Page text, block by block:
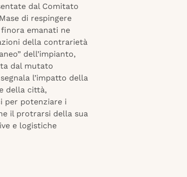
dal Comitato
di respingere
emanati ne
della contrarietà
dell’impianto,
dal mutato
l’impatto della
della città,
per potenziare i
il protrarsi della sua
e logistiche